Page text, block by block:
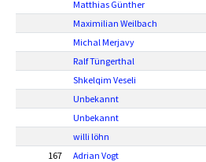
Matthias Günther
Maximilian Weilbach
Michal Merjavy
Ralf Tüngerthal
Shkelqim Veseli
Unbekannt
Unbekannt
willi löhn
167
Adrian Vogt